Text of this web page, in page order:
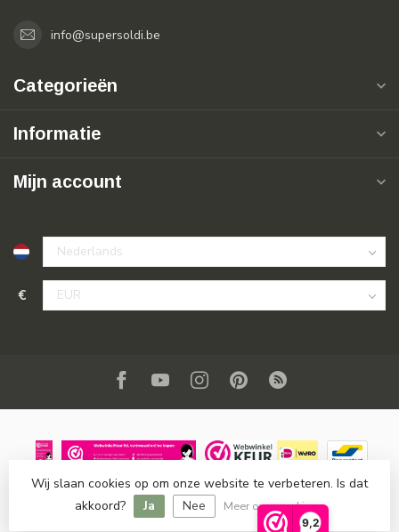
9,2
info@supersoldi.be
Categorieën
Informatie
Mijn account
€
© Copyright 2026 SuperSoldi- Powered byLightspeed-
Lightspeed design
Dyvelopment
Wij slaan cookies op om onze website te verbeteren. Is dat
akkoord?
Ja Nee Meer over cookies »